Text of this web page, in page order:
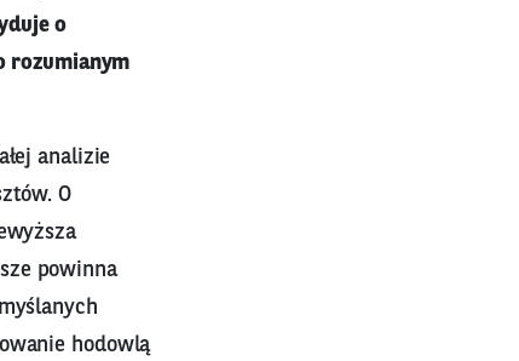
o
rozumianym
analizie
O
powinna
hodowlą